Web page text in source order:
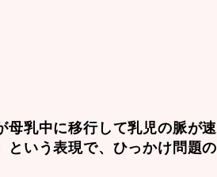
母乳中に移行して乳児の脈が速
いう表現で、ひっかけ問題の